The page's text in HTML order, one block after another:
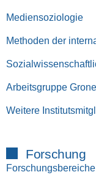
Mediensoziologie
Methoden der
Arbeitsgruppe
Weitere
Forschung
Forschungsbereiche